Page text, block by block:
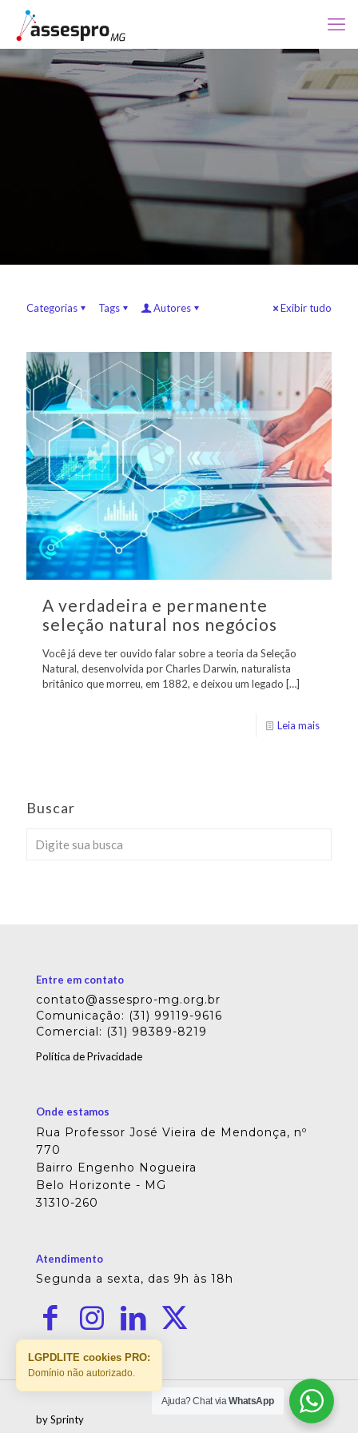
Categorias Tags Autores Exibir tudo
A verdadeira e permanente
seleção natural nos negócios
Você já deve ter ouvido falar sobre a teoria da Seleção
Natural, desenvolvida por Charles Darwin, naturalista
britânico que morreu, em 1882, e deixou um legado […]
Leia mais
Buscar
Entre em contato
contato@assespro-mg.org.br
Comunicação: (31) 99119-9616
Comercial: (31) 98389-8219
Política de Privacidade
Onde estamos
Rua Professor José Vieira de Mendonça, nº
770
Bairro Engenho Nogueira
Belo Horizonte - MG
31310-260
Atendimento
Segunda a sexta, das 9h às 18h
by Sprinty
Ajuda? Chat viaWhatsApp
LGPDLITE cookies PRO:
Domínio não autorizado.